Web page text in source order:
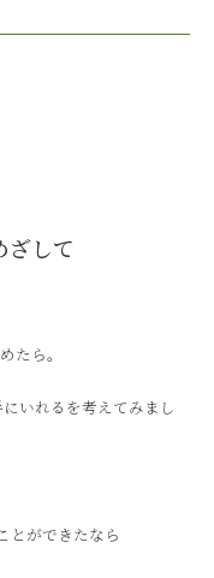
して
たら。
いれるを考えてみまし
とができたなら